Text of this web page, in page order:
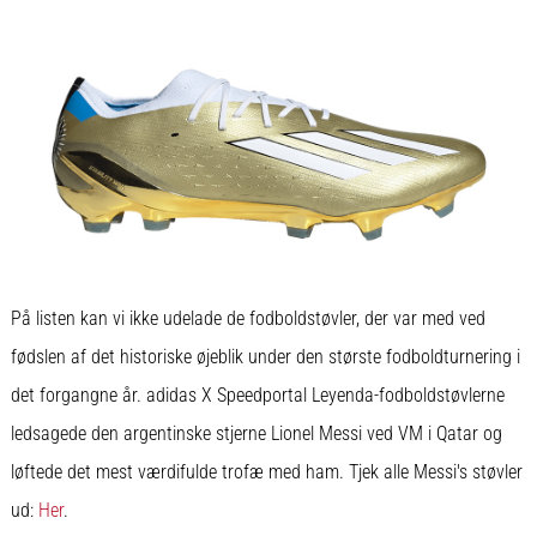
På listen kan vi ikke udelade de fodboldstøvler, der var med ved
fødslen af det historiske øjeblik under den største fodboldturnering i
det forgangne år. adidas X Speedportal Leyenda-fodboldstøvlerne
ledsagede den argentinske stjerne Lionel Messi ved VM i Qatar og
løftede det mest værdifulde trofæ med ham. Tjek alle Messi's støvler
ud: Her.